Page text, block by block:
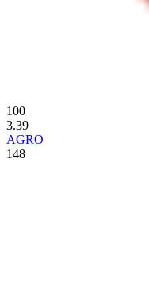
100
3.39
AGRO
148